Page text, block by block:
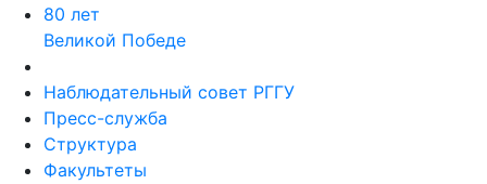
80 лет
Великой Победе
Наблюдательный совет РГГУ
Пресс-служба
Структура
Факультеты